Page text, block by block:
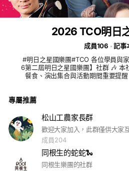
2026 TCO明日
成員106
記事
#明日之星國樂團#TCO 各位學員與
6第二屆明日之星國樂團】社群 🎶 本社群將提供報到資訊、住宿
餐食、演出集合與活動期間重要提
專屬推薦
松山工農家長群
成員204
同根生的蛇蛇🐍
同根生樂團的社群